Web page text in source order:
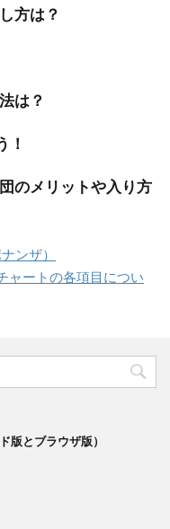
方は？
は？
！
のメリットや入り方
ンザ）
ャートの各項目につい
版とブラウザ版）